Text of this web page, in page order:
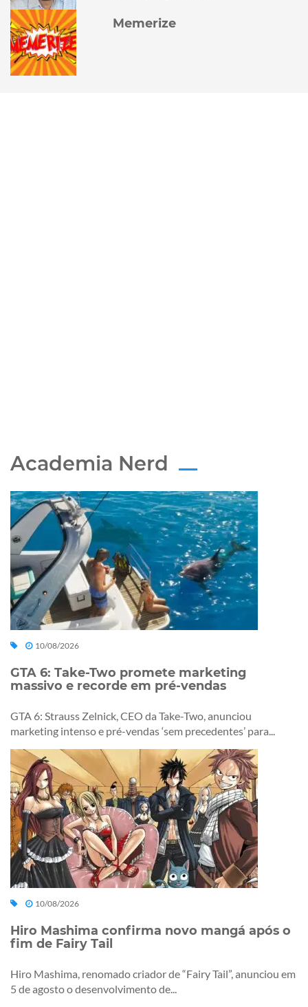
Memerize
Academia Nerd
10/08/2026
GTA 6: Take-Two promete marketing
massivo e recorde em pré-vendas
GTA 6: Strauss Zelnick, CEO da Take-Two, anunciou
marketing intenso e pré-vendas ‘sem precedentes’ para...
10/08/2026
Hiro Mashima confirma novo mangá após o
fim de Fairy Tail
Hiro Mashima, renomado criador de “Fairy Tail”, anunciou em
5 de agosto o desenvolvimento de...